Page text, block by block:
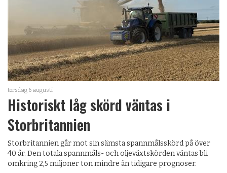
torsdag 6 augusti
Historiskt låg skörd väntas i
Storbritannien
Storbritannien går mot sin sämsta spannmålsskörd på över
40 år. Den totala spannmåls- och oljeväxtskörden väntas bli
omkring 2,5 miljoner ton mindre än tidigare prognoser.